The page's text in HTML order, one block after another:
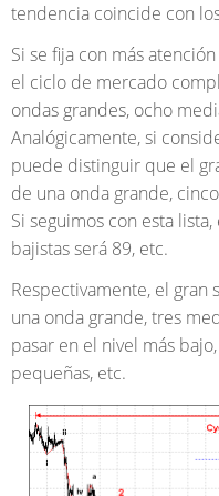
tendencia coincide con
Si se fija con más
el ciclo de mercado
ondas grandes, ocho
Analógicamente, si
puede distinguir que el
de una onda grande,
Si seguimos con esta
bajistas será 89, etc.
Respectivamente, el
una onda grande, tres
pasar en el nivel más
pequeñas, etc.